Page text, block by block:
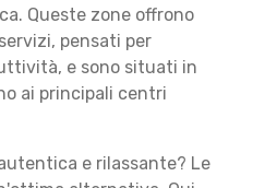
Queste zone offrono
pensati per
e sono situati in
ai principali centri
e rilassante? Le